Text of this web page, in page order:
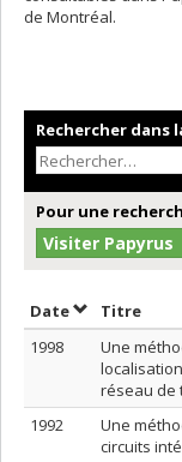
de Montréal.
Rechercher dans
Pour une
Visiter Papyrus
DateTrier par
Titre
1998
Une
réseau de
1992
Une
circuits